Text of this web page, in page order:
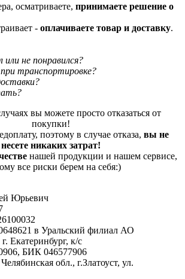
осматриваете, принимаете решение о
- оплачиваете товар и доставку.
не понравился?
транспортировке?
вы можете просто отказаться от
покупки!
поэтому в случае отказа, вы не
несете никаких затрат!
нашей продукции и нашем сервисе,
все риски берем на себя:)
Юрьевич
в Уральский филиал АО
Екатеринбург, к/с
БИК 046577906
обл., г.Златоуст, ул.